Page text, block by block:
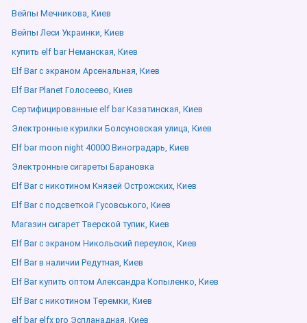
Вейпы Мечникова, Киев
Вейпы Леси Украинки, Киев
купить elf bar Неманская, Киев
Elf Bar с экраном Арсенальная, Киев
Elf Bar Planet Голосеево, Киев
Сертифицированные elf bar Казатинская, Киев
Электронные курилки Болсуновская улица, Киев
Elf bar moon night 40000 Виноградарь, Киев
Электронные сигареты Барановка
Elf Bar с никотином Князей Острожских, Киев
Elf Bar с подсветкой Гусовського, Киев
Магазин сигарет Тверской тупик, Киев
Elf Bar с экраном Никольский переулок, Киев
Elf Bar в наличии Редутная, Киев
Elf Bar купить оптом Александра Копыленко, Киев
Elf Bar с никотином Теремки, Киев
elf bar elfx pro Эспланадная, Киев